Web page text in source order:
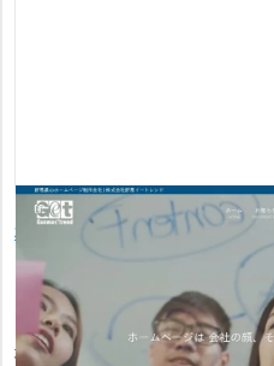
株式会社群馬イートレンド
は、
「だんべー.com」を運営している
メディア運営を通じて培った「
域特有の集客ノウハウ」をホー